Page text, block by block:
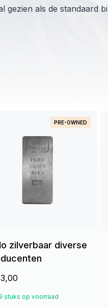
gezien als de standaard
PRE-OWNED
zilverbaar diverse
stuks op voorraad